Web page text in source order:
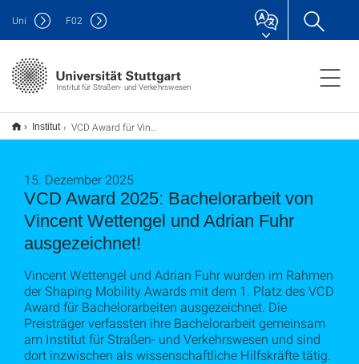
Institut für Straßen- und Verkehrswesen
Uni F02
Institut VCD Award für Vincent Wettengel und Adrian Fuhr
VCD Award 2025: Bachelorarbeit von
Vincent Wettengel und Adrian Fuhr
ausgezeichnet!
15. Dezember 2025
Vincent Wettengel und Adrian Fuhr wurden im Rahmen
der Shaping Mobility Awards mit dem 1. Platz des VCD
Award für Bachelorarbeiten ausgezeichnet. Die
Preisträger verfassten ihre Bachelorarbeit gemeinsam
am Institut für Straßen- und Verkehrswesen und sind
dort inzwischen als wissenschaftliche Hilfskräfte tätig.